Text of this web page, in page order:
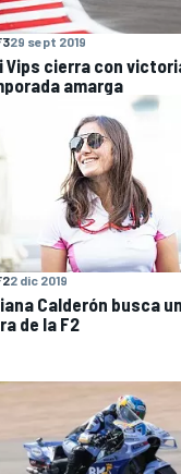
29 sept 2019
Vips cierra con
amarga
2 dic 2019
Calderón busca
de la F2